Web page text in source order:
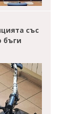
със
бъги